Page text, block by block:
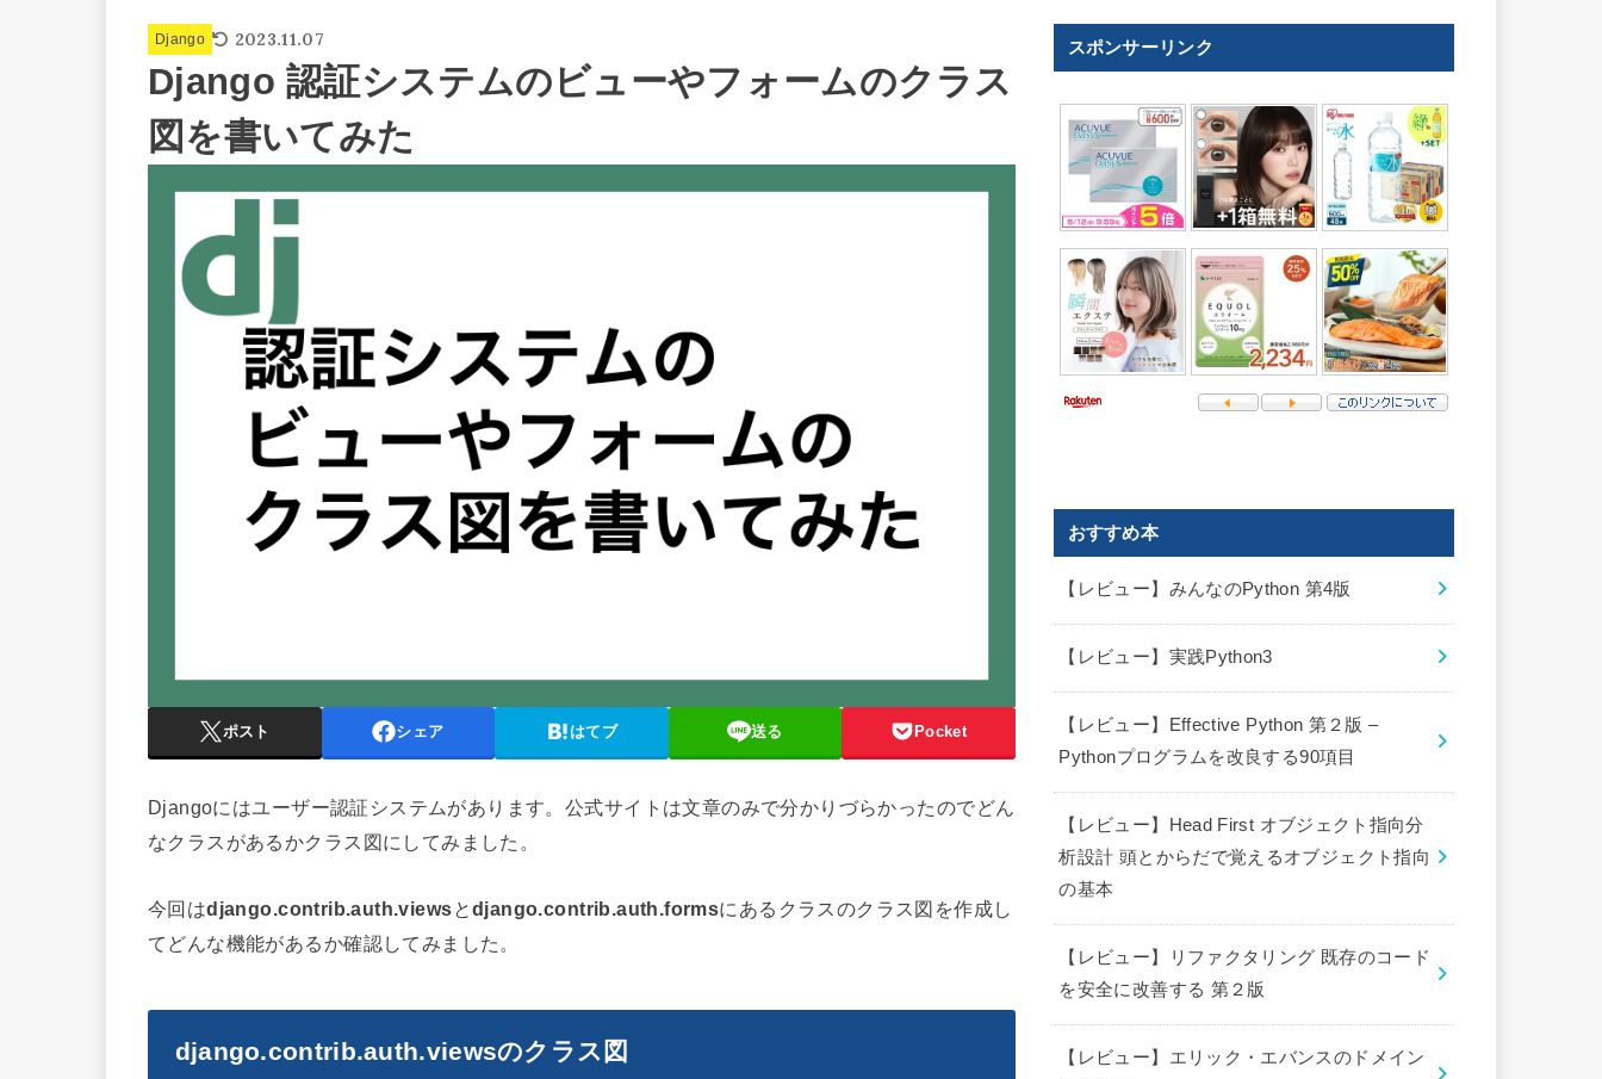
Django 2023.11.07
Django 認証システムのビューやフォームのクラス
図を書いてみた
ポスト シェア はてブ 送る Pocket
Djangoにはユーザー認証システムがあります。公式サイトは文章のみで分かりづらかったのでどん
なクラスがあるかクラス図にしてみました。
今回はdjango.contrib.auth.viewsとdjango.contrib.auth.formsにあるクラスのクラス図を作成し
てどんな機能があるか確認してみました。
django.contrib.auth.viewsのクラス図
スポンサーリンク
おすすめ本
【レビュー】みんなのPython 第4版
【レビュー】実践Python3
【レビュー】Effective Python 第２版 –
Pythonプログラムを改良する90項目
【レビュー】Head First オブジェクト指向分
析設計 頭とからだで覚えるオブジェクト指向
の基本
【レビュー】リファクタリング 既存のコード
を安全に改善する 第２版
【レビュー】エリック・エバンスのドメイン